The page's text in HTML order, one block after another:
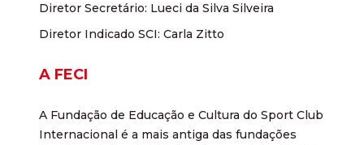
Diretor Secretário: Lueci da Silva Silveira
Diretor Indicado SCI: Carla Zitto
A FECI
A Fundação de Educação e Cultura do Sport Club
Internacional é a mais antiga das fundações